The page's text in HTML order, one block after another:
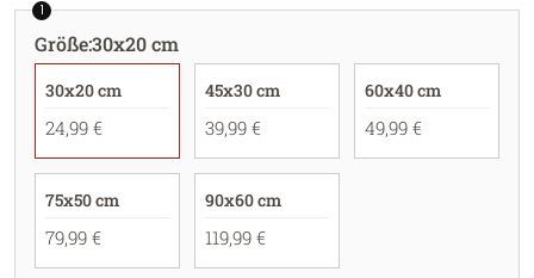
1
Größe:30x20 cm
30x20 cm
24,99 €
45x30 cm
39,99 €
60x40 cm
49,99 €
75x50 cm
79,99 €
90x60 cm
119,99 €